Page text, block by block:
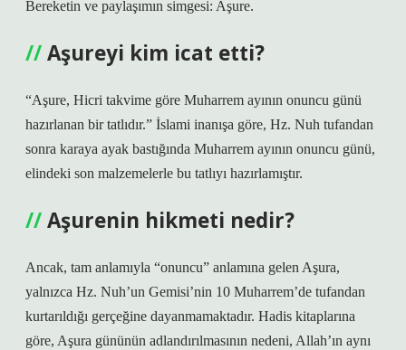
Bereketin ve paylaşımın simgesi: Aşure.
Aşureyi kim icat etti?
“Aşure, Hicri takvime göre Muharrem ayının onuncu günü
hazırlanan bir tatlıdır.” İslami inanışa göre, Hz. Nuh tufandan
sonra karaya ayak bastığında Muharrem ayının onuncu günü,
elindeki son malzemelerle bu tatlıyı hazırlamıştır.
Aşurenin hikmeti nedir?
Ancak, tam anlamıyla “onuncu” anlamına gelen Aşura,
yalnızca Hz. Nuh’un Gemisi’nin 10 Muharrem’de tufandan
kurtarıldığı gerçeğine dayanmamaktadır. Hadis kitaplarına
göre, Aşura gününün adlandırılmasının nedeni, Allah’ın aynı